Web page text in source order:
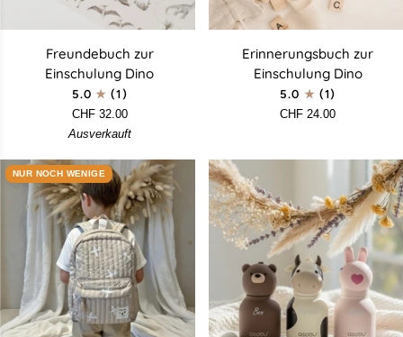
FreundebuchFreundebuch zur
Einschulung Dino
5.0
(1)
CHF 32.00
Ausverkauft
Erinnerungsbuch
Erinnerungsbuch zur
Einschulung Dino
5.0
(1)
CHF 24.00
NUR NOCH WENIGE